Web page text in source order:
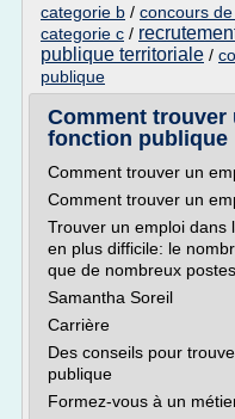
categorie b / concours
categorie c /
publique territoriale /
publique
Comment trouver
fonction publique
Comment trouver un
Comment trouver un
Trouver un emploi dans
en plus difficile: le
que de nombreux
Samantha Soreil
Carrière
Des conseils pour
publique
Formez-vous à un